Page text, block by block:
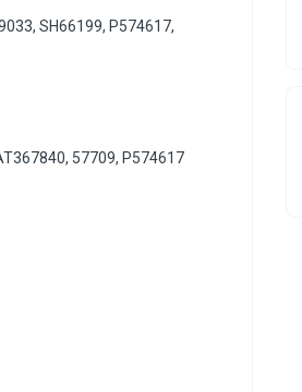
,SH66199, P574617,
57709, P574617